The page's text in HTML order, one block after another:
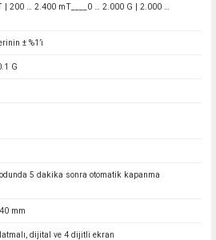
| 200 … 2.400 mT____0 … 2.000 G | 2.000 …
± %1’i
G
5 dakika sonra otomatik kapanma
mm
dijital ve 4 dijitli ekran